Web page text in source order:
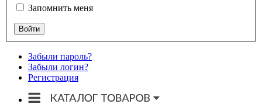
Запомнить меня
Забыли пароль?
Забыли логин?
Регистрация